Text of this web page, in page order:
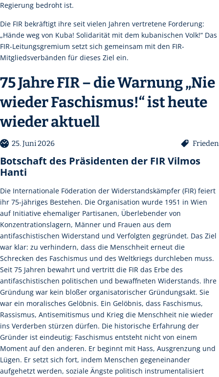
Regierung bedroht ist.
Die FIR bekräftigt ihre seit vielen Jahren vertretene Forderung:
„Hände weg von Kuba! Solidarität mit dem kubanischen Volk!“ Das
FIR-Leitungsgremium setzt sich gemeinsam mit den FIR-
Mitgliedsverbänden für dieses Ziel ein.
75 Jahre FIR – die Warnung „Nie
wieder Faschismus!“ ist heute
wieder aktuell
25. Juni 2026 Frieden
Botschaft des Präsidenten der FIR Vilmos
Hanti
Die Internationale Föderation der Widerstandskämpfer (FIR) feiert
ihr 75-jähriges Bestehen. Die Organisation wurde 1951 in Wien
auf Initiative ehemaliger Partisanen, Überlebender von
Konzentrationslagern, Männer und Frauen aus dem
antifaschistischen Widerstand und Verfolgten gegründet. Das Ziel
war klar: zu verhindern, dass die Menschheit erneut die
Schrecken des Faschismus und des Weltkriegs durchleben muss.
Seit 75 Jahren bewahrt und vertritt die FIR das Erbe des
antifaschistischen politischen und bewaffneten Widerstands. Ihre
Gründung war kein bloßer organisatorischer Gründungsakt. Sie
war ein moralisches Gelöbnis. Ein Gelöbnis, dass Faschismus,
Rassismus, Antisemitismus und Krieg die Menschheit nie wieder
ins Verderben stürzen dürfen. Die historische Erfahrung der
Gründer ist eindeutig: Faschismus entsteht nicht von einem
Moment auf den anderen. Er beginnt mit Hass, Ausgrenzung und
Lügen. Er setzt sich fort, indem Menschen gegeneinander
aufgehetzt werden, soziale Ängste politisch instrumentalisiert